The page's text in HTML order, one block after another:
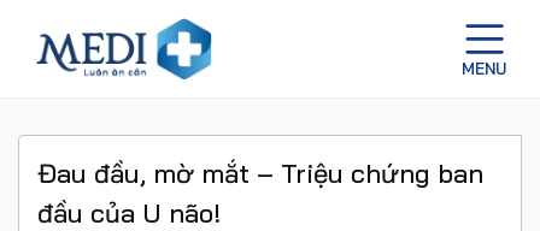
Đau đầu, mờ mắt – Triệu chứng ban
đầu của U não!